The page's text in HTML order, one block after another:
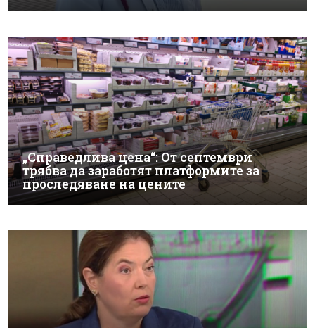
„Справедлива цена“: От септември
трябва да заработят платформите за
проследяване на цените